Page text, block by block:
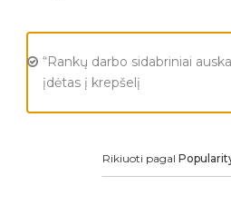
“Rankų darbo sidabriniai
įdėtas į krepšelį
Rikiuoti pagal